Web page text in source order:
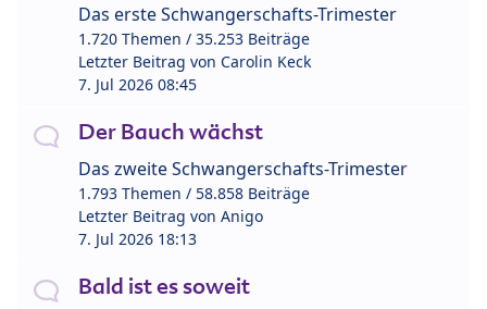
Das erste Schwangerschafts-Trimester
1.720 Themen / 35.253 Beiträge
Letzter Beitrag von Carolin Keck
7. Jul 2026 08:45
Der Bauch wächst
Das zweite Schwangerschafts-Trimester
1.793 Themen / 58.858 Beiträge
Letzter Beitrag von Anigo
7. Jul 2026 18:13
Bald ist es soweit